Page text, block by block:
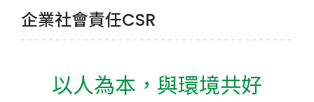
企業社會責任CSR
以人為本，與環境共好